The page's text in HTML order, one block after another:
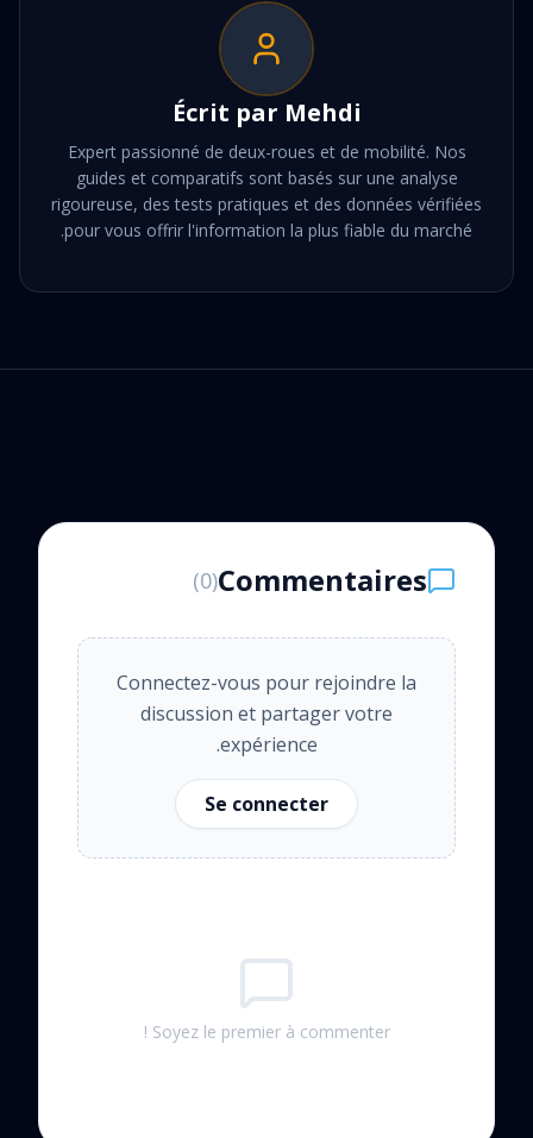
Écrit par Mehdi
Expert passionné de deux-roues et de mobilité. Nos
guides et comparatifs sont basés sur une analyse
rigoureuse, des tests pratiques et des données vérifiées
pour vous offrir l'information la plus fiable du marché.
Commentaires
(
0
)
Connectez-vous pour rejoindre la
discussion et partager votre
expérience.
Se connecter
Soyez le premier à commenter !